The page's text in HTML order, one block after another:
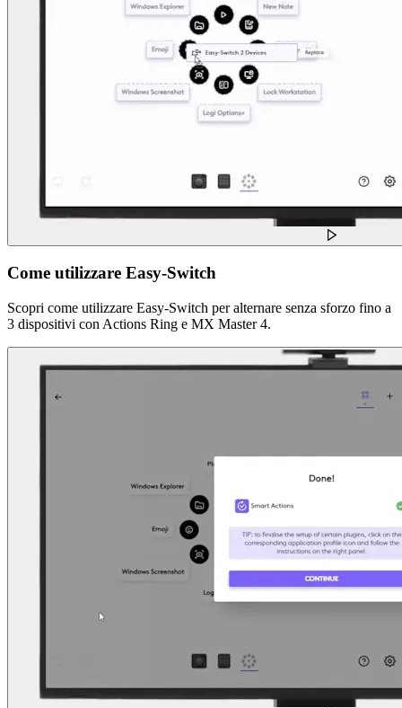
Come utilizzare Easy-Switch
Scopri come utilizzare Easy-Switch per alternare senza sforzo fino a
3 dispositivi con Actions Ring e MX Master 4.